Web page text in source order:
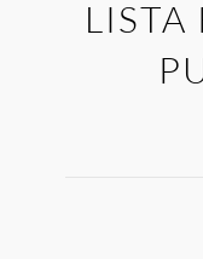
LISTA